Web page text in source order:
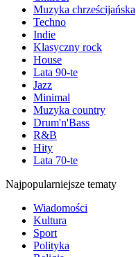
Muzyka chrześcijańska
Techno
Indie
Klasyczny rock
House
Lata 90-te
Jazz
Minimal
Muzyka country
Drum'n'Bass
R&B
Hity
Lata 70-te
Najpopularniejsze tematy
Wiadomości
Kultura
Sport
Polityka